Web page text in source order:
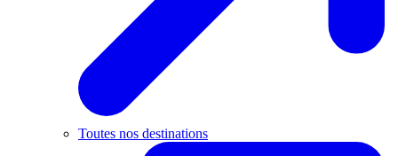
Toutes nos destinations